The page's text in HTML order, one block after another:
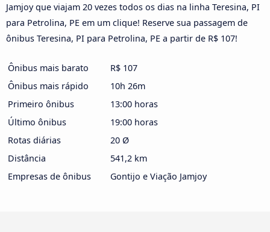
Jamjoy que viajam 20 vezes todos os dias na linha Teresina, PI
para Petrolina, PE em um clique! Reserve sua passagem de
ônibus Teresina, PI para Petrolina, PE a partir de R$ 107!
Ônibus mais barato
R$ 107
Ônibus mais rápido
10h 26m
Primeiro ônibus
13:00 horas
Último ônibus
19:00 horas
Rotas diárias
20 Ø
Distância
541,2 km
Empresas de ônibus
Gontijo e Viação Jamjoy